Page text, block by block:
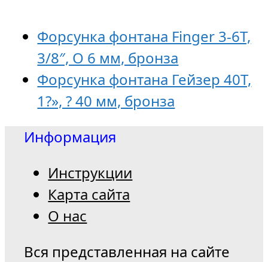
Форсунка фонтана Finger 3-6T,
3/8″, O 6 мм, бронза
Форсунка фонтана Гейзер 40T,
1?», ? 40 мм, бронза
Информация
Инструкции
Карта сайта
О нас
Вся представленная на сайте